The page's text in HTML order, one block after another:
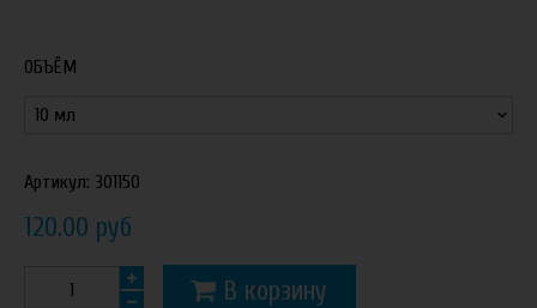
ОБЪЁМ
Артикул: 301150
120.00 руб
В корзину